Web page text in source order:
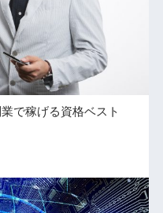
で稼げる資格ベスト